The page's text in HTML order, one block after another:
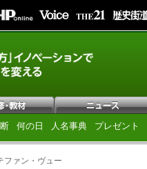
何の日 人名事典 プレゼント
ファン・ヴュー